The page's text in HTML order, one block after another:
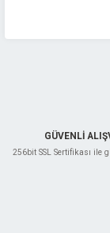
Ürün
GÜVENLİ
256bit SSL Sertifikası ile